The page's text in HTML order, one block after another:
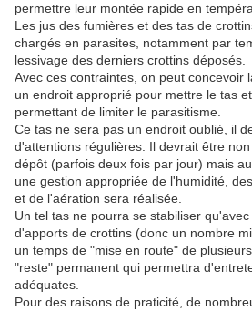
permettre leur montée rapide en
Les jus des fumières et des tas de
chargés en parasites, notamment par
lessivage des derniers crottins déposés.
Avec ces contraintes, on peut concevoir
un endroit approprié pour mettre le tas
permettant de limiter le parasitisme.
Ce tas ne sera pas un endroit oublié, il
d'attentions régulières. Il devrait être
dépôt (parfois deux fois par jour) mais
une gestion appropriée de l'humidité,
et de l'aération sera réalisée.
Un tel tas ne pourra se stabiliser
d'apports de crottins (donc un nombre
un temps de "mise en route" de
"reste" permanent qui permettra
adéquates.
Pour des raisons de praticité, de